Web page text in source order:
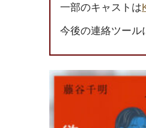
一部のキャストは
今後の連絡ツール